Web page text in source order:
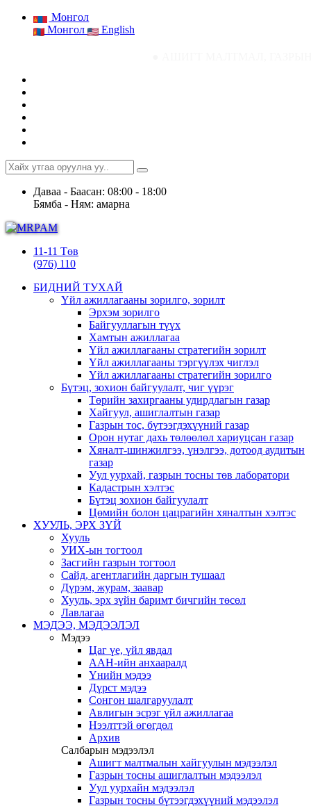
Монгол
Монгол
English
Даваа - Баасан: 08:00 - 18:00
Бямба - Ням: амарна
11-11 Төв
(976) 110
БИДНИЙ ТУХАЙ
Үйл ажиллагааны зорилго, зорилт
Эрхэм зорилго
Байгууллагын түүх
Хамтын ажиллагаа
Үйл ажиллагааны стратегийн зорилт
Үйл ажиллагааны тэргүүлэх чиглэл
Үйл ажиллагааны стратегийн зорилго
Бүтэц, зохион байгуулалт, чиг үүрэг
Төрийн захиргааны удирдлагын газар
Хайгуул, ашиглалтын газар
Газрын тос, бүтээгдэхүүний газар
Орон нутаг дахь төлөөлөл хариуцсан газар
Хяналт-шинжилгээ, үнэлгээ, дотоод аудитын
газар
Уул уурхай, газрын тосны төв лаборатори
Кадастрын хэлтэс
Бүтэц зохион байгуулалт
Цөмийн болон цацрагийн хяналтын хэлтэс
ХУУЛЬ, ЭРХ ЗҮЙ
Хууль
УИХ-ын тогтоол
Засгийн газрын тогтоол
Сайд, агентлагийн даргын тушаал
Дүрэм, журам, заавар
Хууль, эрх зүйн баримт бичгийн төсөл
Лавлагаа
МЭДЭЭ, МЭДЭЭЛЭЛ
Мэдээ
Цаг үе, үйл явдал
ААН-ийн анхааралд
Үнийн мэдээ
Дүрст мэдээ
Сонгон шалгаруулалт
Авлигын эсрэг үйл ажиллагаа
Нээлттэй өгөгдөл
Архив
Салбарын мэдээлэл
Ашигт малтмалын хайгуулын мэдээлэл
Газрын тосны ашиглалтын мэдээлэл
Уул уурхайн мэдээлэл
Газрын тосны бүтээгдэхүүний мэдээлэл